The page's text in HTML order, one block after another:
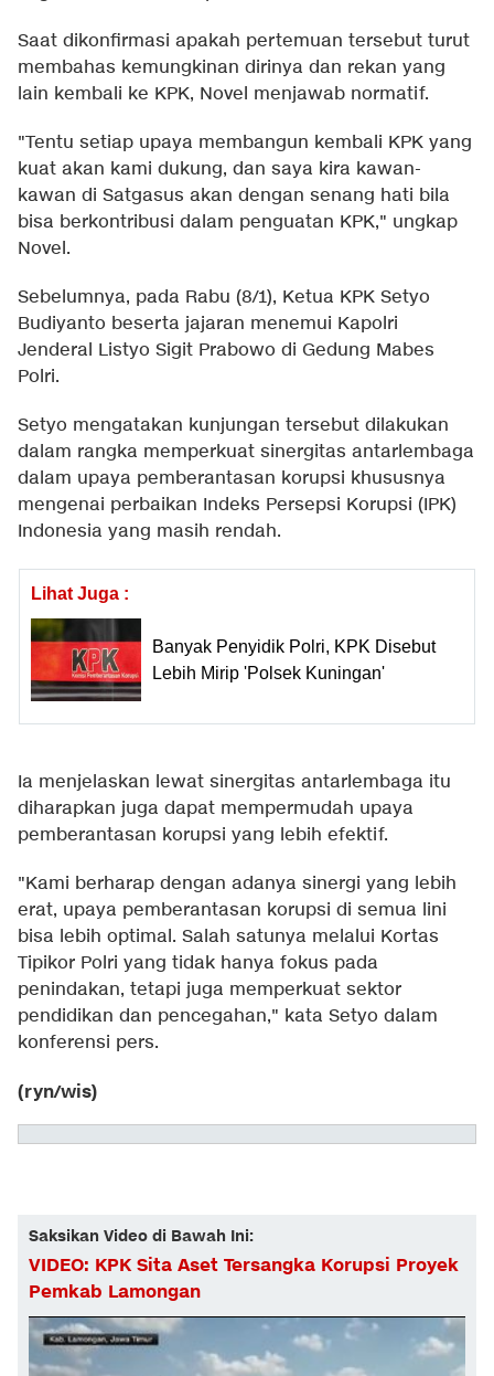
Saat dikonfirmasi apakah pertemuan tersebut turut
membahas kemungkinan dirinya dan rekan yang
lain kembali ke KPK, Novel menjawab normatif.
"Tentu setiap upaya membangun kembali KPK yang
kuat akan kami dukung, dan saya kira kawan-
kawan di Satgasus akan dengan senang hati bila
bisa berkontribusi dalam penguatan KPK," ungkap
Novel.
Sebelumnya, pada Rabu (8/1), Ketua KPK Setyo
Budiyanto beserta jajaran menemui Kapolri
Jenderal Listyo Sigit Prabowo di Gedung Mabes
Polri.
Setyo mengatakan kunjungan tersebut dilakukan
dalam rangka memperkuat sinergitas antarlembaga
dalam upaya pemberantasan korupsi khususnya
mengenai perbaikan Indeks Persepsi Korupsi (IPK)
Indonesia yang masih rendah.
Lihat Juga :
Banyak Penyidik Polri, KPK Disebut
Lebih Mirip 'Polsek Kuningan'
Ia menjelaskan lewat sinergitas antarlembaga itu
diharapkan juga dapat mempermudah upaya
pemberantasan korupsi yang lebih efektif.
"Kami berharap dengan adanya sinergi yang lebih
erat, upaya pemberantasan korupsi di semua lini
bisa lebih optimal. Salah satunya melalui Kortas
Tipikor Polri yang tidak hanya fokus pada
penindakan, tetapi juga memperkuat sektor
pendidikan dan pencegahan," kata Setyo dalam
konferensi pers.
(ryn/wis)
Saksikan Video di Bawah Ini:
VIDEO: KPK Sita Aset Tersangka Korupsi Proyek
Pemkab Lamongan